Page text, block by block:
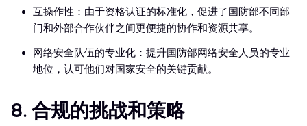
互操作性：由于资格认证的标准化，促进了国防部不同部
门和外部合作伙伴之间更便捷的协作和资源共享。
网络安全队伍的专业化：提升国防部网络安全人员的专业
地位，认可他们对国家安全的关键贡献。
8. 合规的挑战和策略